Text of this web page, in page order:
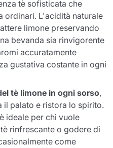
tè sofisticata che
ordinari. L'acidità naturale
limone preservando
bevanda sia rinvigorente
accuratamente
gustativa costante in ogni
tè limone in ogni sorso,
il palato e ristora lo spirito.
è ideale per chi vuole
rinfrescante o godere di
come